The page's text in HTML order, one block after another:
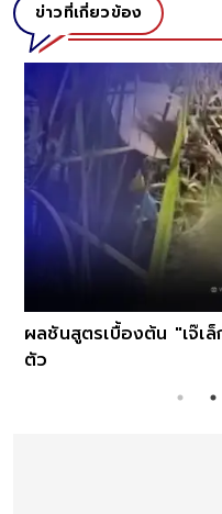
ข่าวที่เกี่ยวข้อง
ผลชันสูตรเบื้องต้น "เจ๊เ
ตัว